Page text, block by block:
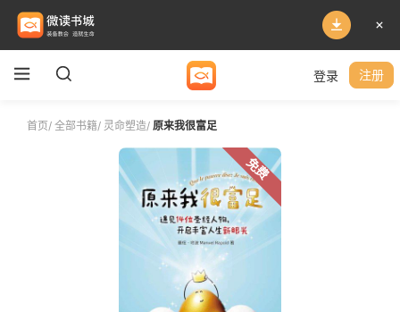
登录 注册
首页/ 全部书籍/ 灵命塑造/ 原来我很富足
免费